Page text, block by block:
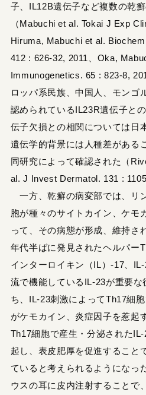
子、IL12B遺伝子など複数の乾
（Mabuchi et al. Tokai J Exp
Hiruma, Mabuchi et al.
412 : 626-32, 2011、Oka,
Immunogenetics. 65 : 823-8,
ロッパ系民族、中国人、モンゴ
認められているIL23R遺伝子と
伝子欠損との相関については日
遺伝学的背景には人種差がある
同研究によって確認された（
al. J Invest Dermatol. 131 :
一方、乾癬の病変部では、リ
胞が種々のサイトカイン、ケモ
って、その病態が形成、維持さ
年代半ばに発見されたヘルパー
インターロイキン（IL）-17、
流で機能しているIL-23が重要
ち、IL-23刺激によってTh17細
がケモカイン、炎症因子を惹起
Th17細胞で産生・分泌された
起し、表皮肥厚を促進すること
ていると考えられるようになっ
ウスの耳に皮内注射することで